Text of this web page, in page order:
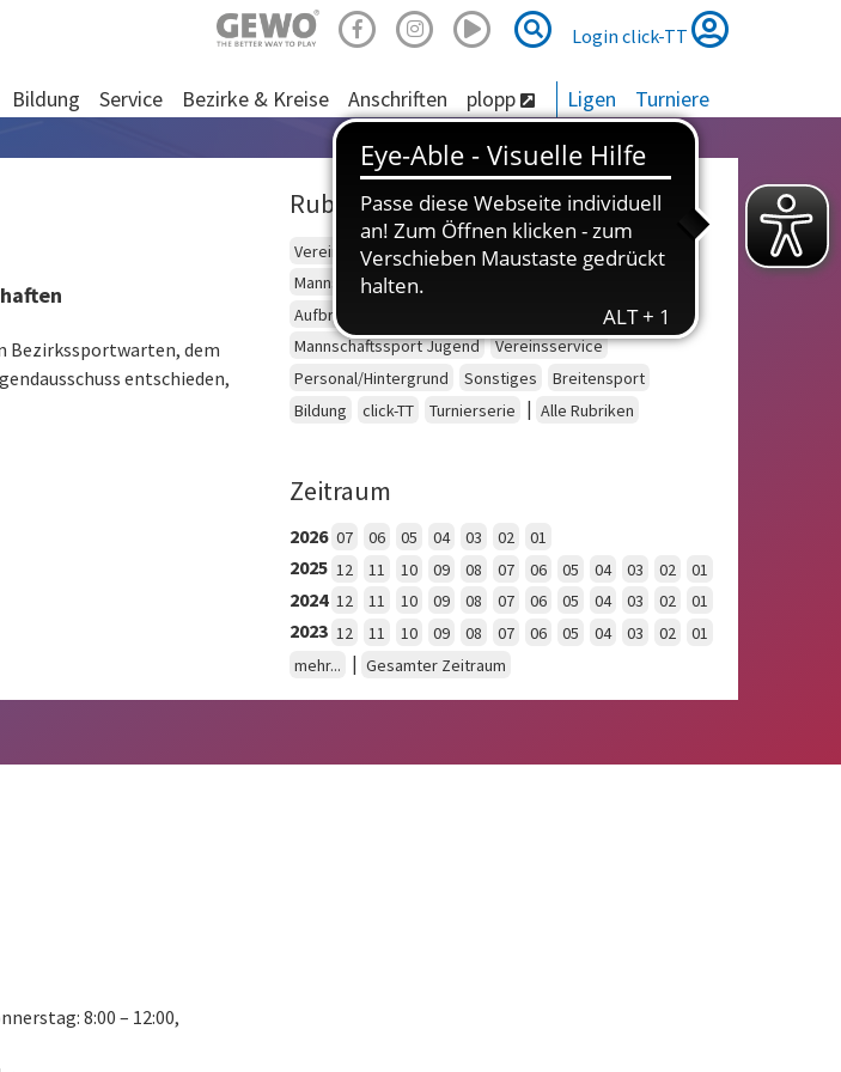
Suche
Suche
Login click-TT
Bildung Service Bezirke & Kreise Anschriften plopp Ligen Turniere
Bezirkssportwarten, dem
entschieden,
Rubriken
Vereinsberatung Schulsport
Einzelsport Erwachsene
Mannschaftssport Erwachsene
Aufbruch
Mannschaftssport Jugend
Vereinsservice
Personal/Hintergrund
Sonstiges
Breitensport
Bildung
click-TT Turnierserie | Alle Rubriken
Zeitraum
2026 07 06 05 04 03 02 01
2025 12 11 10 09 08 07 06 05 04 03 02 01
2024 12 11 10 09 08 07 06 05 04 03 02 01
2023 12 11 10 09 08 07 06 05 04 03 02
01
mehr...
| Gesamter Zeitraum
8:00 – 12:00,